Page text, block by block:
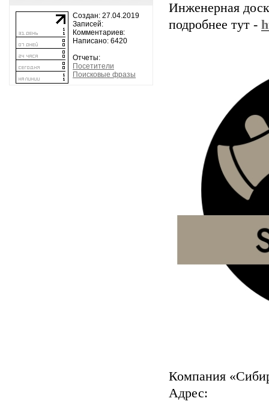
Создан: 27.04.2019
Записей:
Комментариев:
Написано: 6420
Отчеты:
Посетители
Поисковые фразы
Инженерная
подробнее тут -
Компания
Адрес: